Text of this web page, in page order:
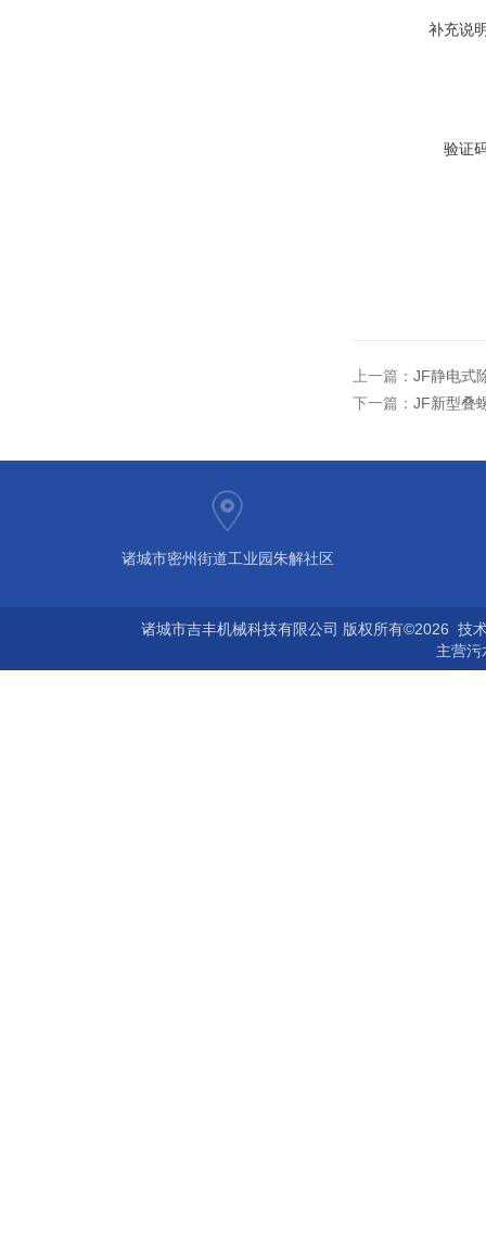
补充说
验证
上一篇： JF静电式
下一篇： JF新型叠
诸城市密州街道工业园朱解社区
诸城市吉丰机械科技有限公司 版权所有©2026 技
主营污